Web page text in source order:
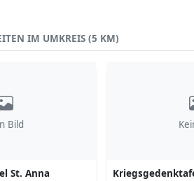
IM UMKREIS (5 KM)
Bild
St. Anna